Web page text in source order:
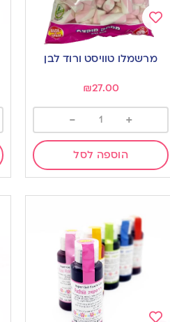
Add
מרשמלו טוויסט ורוד לבן
₪27.00
+
-
הוספה לסל